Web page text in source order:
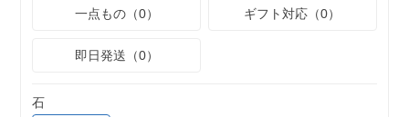
一点もの（0）
ギフト対応（0）
即日発送（0）
石